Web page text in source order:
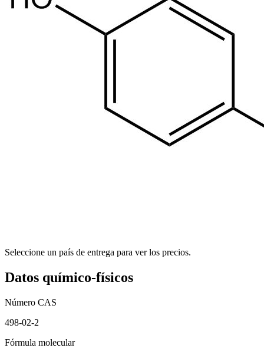
Seleccione un país de entrega para ver los precios.
Datos químico-físicos
Número CAS
498-02-2
Fórmula molecular